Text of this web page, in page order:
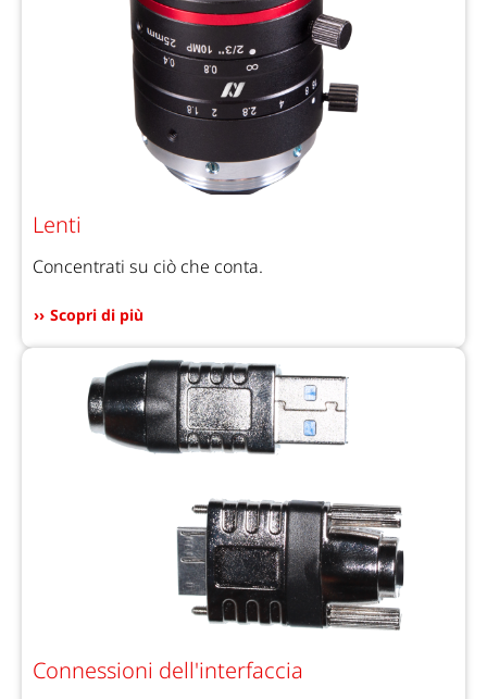
Lenti
Concentrati su ciò che conta.
Scopri di più
Connessioni dell'interfaccia